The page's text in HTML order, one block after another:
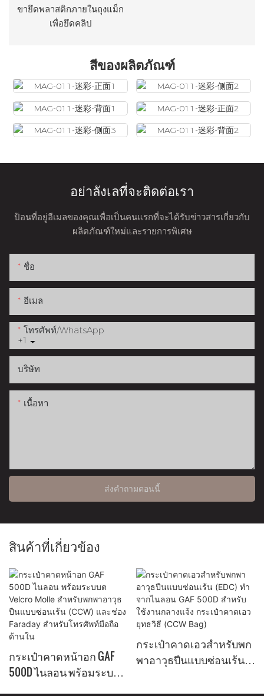
ขายึดพลาสติกภายในถุงแม็ก
เพื่อยึดคลิป
สีของผลิตภัณฑ์
อย่าลังเลที่จะติดต่อเรา
ป้อนที่อยู่อีเมลของคุณเพื่อเป็นคนแรกที่จะได้รับข่าวสารเกี่ยวกับ
ผลิตภัณฑ์ใหม่และรายการพิเศษ
ชื่อ
อีเมล
+1
โทรศัพท์/WhatsApp
บริษัท
เนื้อหา
ส่งคำถามตอนนี้
สินค้าที่เกี่ยวข้อง
กระเป๋าคาดหน้าอก GAF
500D ไนลอน พร้อมระบบต
กระเป๋าคาดเอวสำหรับพก
พาอาวุธปืนแบบซ่อนเร้น
500D สำหรับใช้งานกลาง